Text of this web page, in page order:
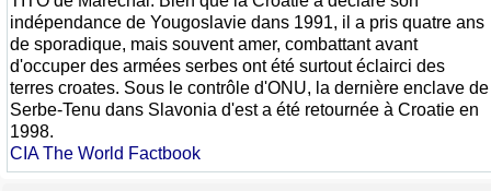
indépendance de Yougoslavie dans 1991, il a pris quatre ans
de sporadique, mais souvent amer, combattant avant
d'occuper des armées serbes ont été surtout éclairci des
terres croates. Sous le contrôle d'ONU, la dernière enclave de
Serbe-Tenu dans Slavonia d'est a été retournée à Croatie en
1998.
CIA The World Factbook